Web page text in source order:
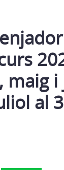
maig i
al 3